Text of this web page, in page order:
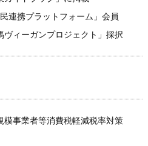
連携プラットフォーム」会員
ィーガンプロジェクト」採択
模事業者等消費税軽減税率対策